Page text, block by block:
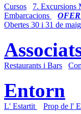
Cursos 7. Excursions
Embarcacions
Obertes 30 i 31 de maig
Restaurants i Bars
Entorn
L' Estartit Prop de l'